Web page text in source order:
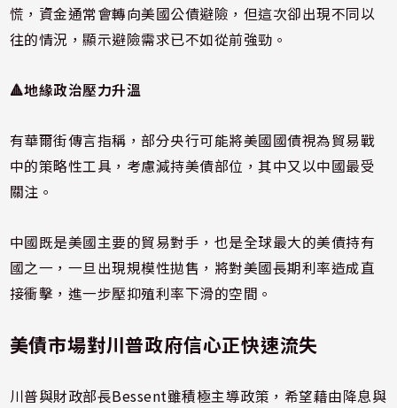
慌，資金通常會轉向美國公債避險，但這次卻出現不同以
往的情況，顯示避險需求已不如從前強勁。
🔺地緣政治壓力升溫
有華爾街傳言指稱，部分央行可能將美國國債視為貿易戰
中的策略性工具，考慮減持美債部位，其中又以中國最受
關注。
中國既是美國主要的貿易對手，也是全球最大的美債持有
國之一，一旦出現規模性拋售，將對美國長期利率造成直
接衝擊，進一步壓抑殖利率下滑的空間。
美債市場對川普政府信心正快速流失
川普與財政部長Bessent雖積極主導政策，希望藉由降息與